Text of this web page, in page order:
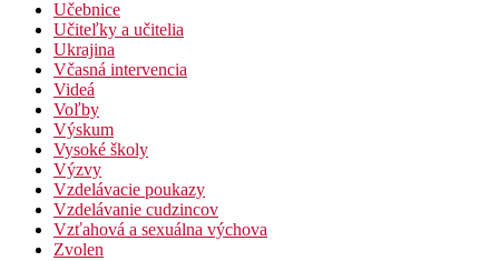
Učebnice
Učiteľky a učitelia
Ukrajina
Včasná intervencia
Videá
Voľby
Výskum
Vysoké školy
Výzvy
Vzdelávacie poukazy
Vzdelávanie cudzincov
Vzťahová a sexuálna výchova
Zvolen